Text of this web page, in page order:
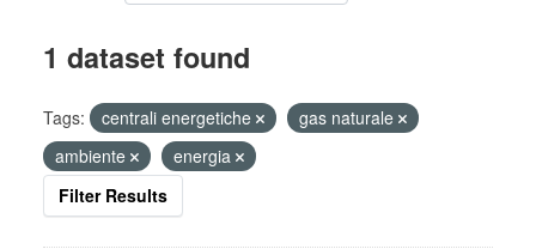
1 dataset found
Tags: centrali energetiche
gas naturale
ambiente
energia
Filter Results